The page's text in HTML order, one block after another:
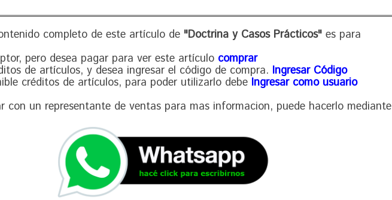
completo de este artículo de "Doctrina y Casos Prácticos" es para
pero desea pagar para ver este artículo comprar
de artículos, y desea ingresar el código de compra. Ingresar Código
créditos de artículos, para poder utilizarlo debe Ingresar como usuario
con un representante de ventas para mas informacion, puede hacerlo mediante